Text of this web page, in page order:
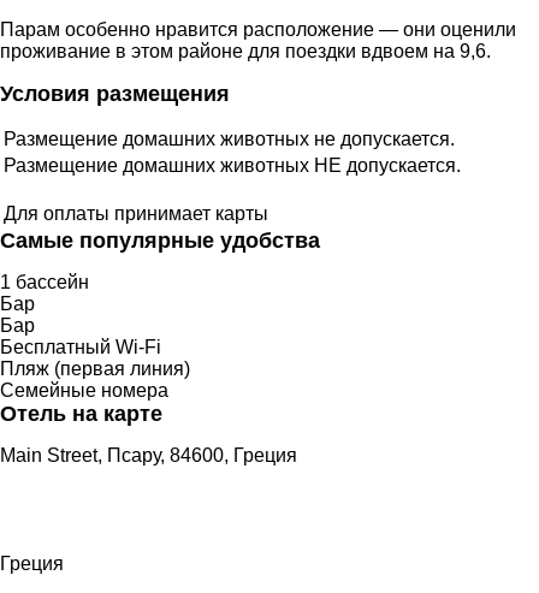
Парам особенно нравится расположение — они оценили
проживание в этом районе для поездки вдвоем на 9,6.
Условия размещения
Размещение домашних животных не допускается.
Размещение домашних животных НЕ допускается.
Для оплаты принимает карты
Самые популярные удобства
1 бассейн
Бар
Бар
Бесплатный Wi-Fi
Пляж (первая линия)
Семейные номера
Отель на карте
Main Street, Псару, 84600, Греция
Греция